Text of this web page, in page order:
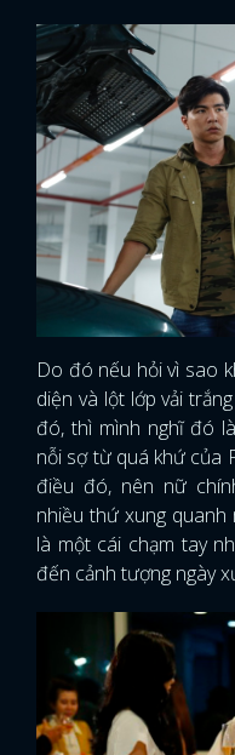
Do đó nếu hỏi vì sao
diện và lột lớp vải
đó, thì mình nghĩ đó
nỗi sợ từ quá khứ của
điều đó, nên nữ
nhiều thứ xung
là một cái chạm tay
đến cảnh tượng ngày